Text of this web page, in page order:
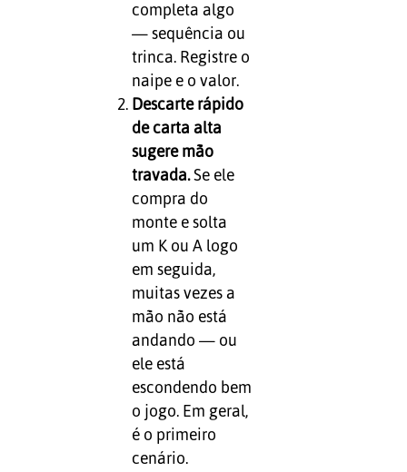
completa algo
— sequência ou
trinca. Registre o
naipe e o valor.
Descarte rápido
de carta alta
sugere mão
travada.Se ele
compra do
monte e solta
um K ou A logo
em seguida,
muitas vezes a
mão não está
andando — ou
ele está
escondendo bem
o jogo. Em geral,
é o primeiro
cenário.